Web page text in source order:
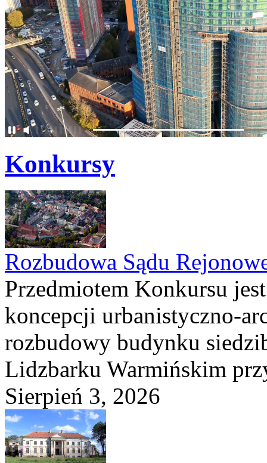
Konkursy
Rozbudowa Sądu
Przedmiotem Konkursu
koncepcji urbanistyczno-
rozbudowy budynku
Lidzbarku Warmińskim
Sierpień 3, 2026